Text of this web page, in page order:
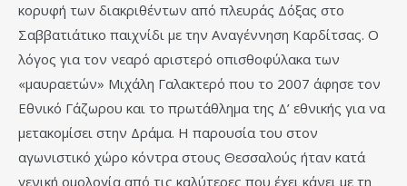
κορυφή των διακριθέντων από πλευράς Δόξας στο
Σαββατιάτικο παιχνίδι με την Αναγέννηση Καρδίτσας. Ο
λόγος για τον νεαρό αριστερό οπισθοφύλακα των
«μαυραετών» Μιχάλη Γαλακτερό που το 2007 άφησε τον
Εθνικό Γάζωρου και το πρωτάθλημα της Δ’ εθνικής για να
μετακομίσει στην Δράμα. Η παρουσία του στον
αγωνιστικό χώρο κόντρα στους Θεσσαλούς ήταν κατά
γενική ομολογία από τις καλύτερες που έχει κάνει με τη